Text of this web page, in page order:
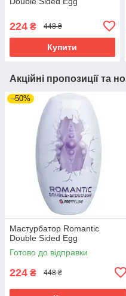
224 ₴ 448 ₴
Купити
Акційні пропозиції та
–50%
Мастурбатор Romantic
Double Sided Egg
Готово до відправки
224 ₴ 448 ₴